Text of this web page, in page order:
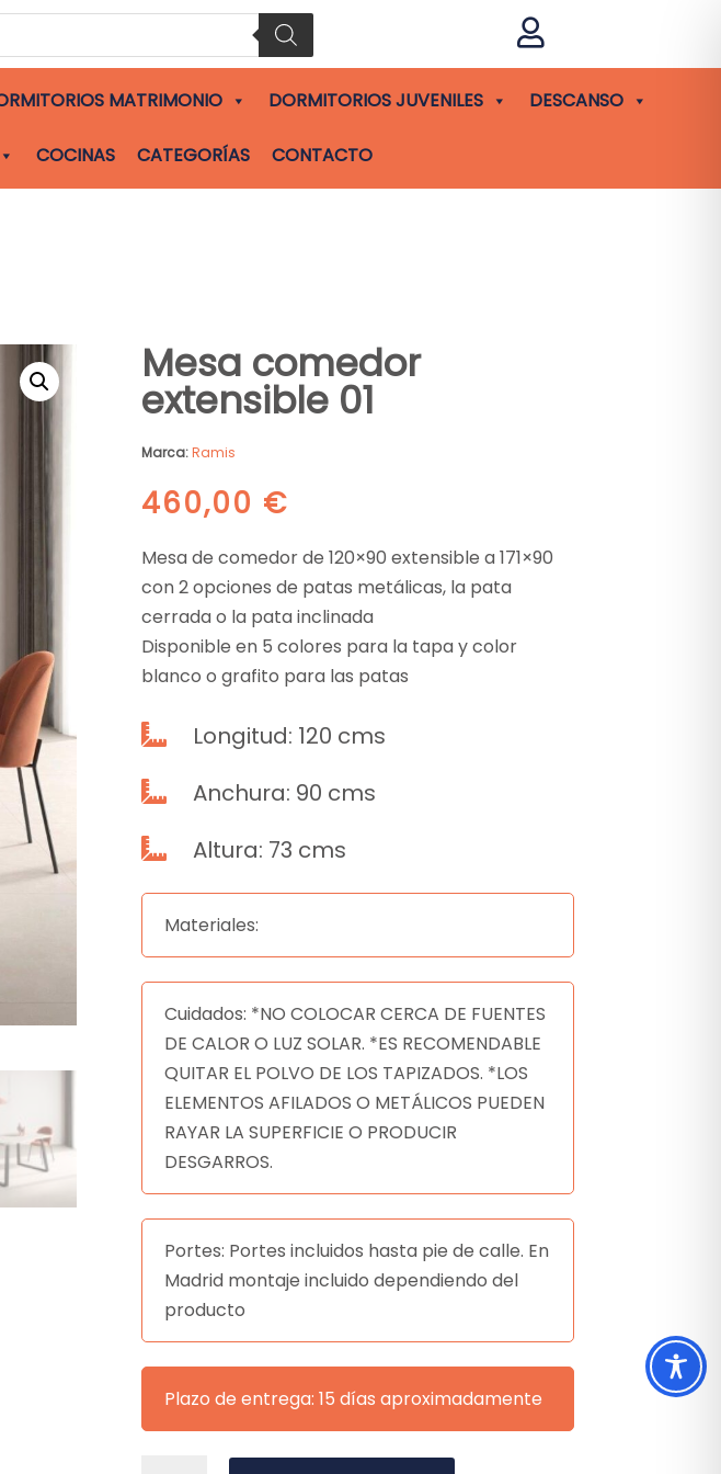

MATRIMONIO DORMITORIOS JUVENILES DESCANSO
COCINAS CATEGORÍAS CONTACTO
Mesa comedor
extensible 01
Marca:Ramis
460,00 €
Mesa de comedor de 120×90 extensible a 171×90
con 2 opciones de patas metálicas, la pata
cerrada o la pata inclinada
Disponible en 5 colores para la tapa y color
blanco o grafito para las patas
 Longitud: 120 cms
 Anchura: 90 cms
 Altura: 73 cms
Materiales:
Cuidados: *NO COLOCAR CERCA DE FUENTES
DE CALOR O LUZ SOLAR. *ES RECOMENDABLE
QUITAR EL POLVO DE LOS TAPIZADOS. *LOS
ELEMENTOS AFILADOS O METÁLICOS PUEDEN
RAYAR LA SUPERFICIE O PRODUCIR
DESGARROS.
Portes: Portes incluidos hasta pie de calle. En
Madrid montaje incluido dependiendo del
producto
Plazo de entrega: 15 días aproximadamente